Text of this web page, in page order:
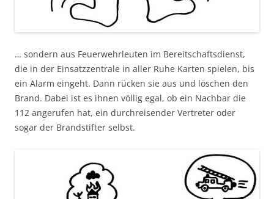
… sondern aus Feuerwehrleuten im Bereitschaftsdienst,
die in der Einsatzzentrale in aller Ruhe Karten spielen, bis
ein Alarm eingeht. Dann rücken sie aus und löschen den
Brand. Dabei ist es ihnen völlig egal, ob ein Nachbar die
112 angerufen hat, ein durchreisender Vertreter oder
sogar der Brandstifter selbst.